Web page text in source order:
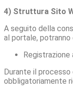
4) Struttura Sito
A seguito della
al portale,
Durante il
obbligatoriamente